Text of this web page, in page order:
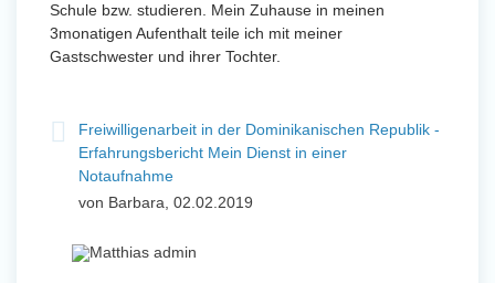
Schule bzw. studieren. Mein Zuhause in meinen
3monatigen Aufenthalt teile ich mit meiner
Gastschwester und ihrer Tochter.
Freiwilligenarbeit in der Dominikanischen Republik -
Erfahrungsbericht Mein Dienst in einer
Notaufnahme
von Barbara, 02.02.2019